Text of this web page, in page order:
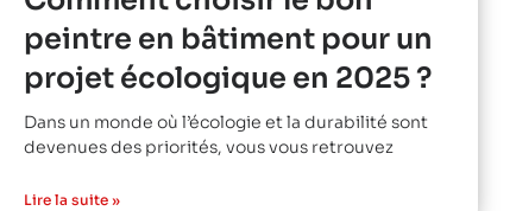
peintre en bâtiment pour un
projet écologique en 2025 ?
Dans un monde où l’écologie et la durabilité sont
devenues des priorités, vous vous retrouvez
Lire la suite »